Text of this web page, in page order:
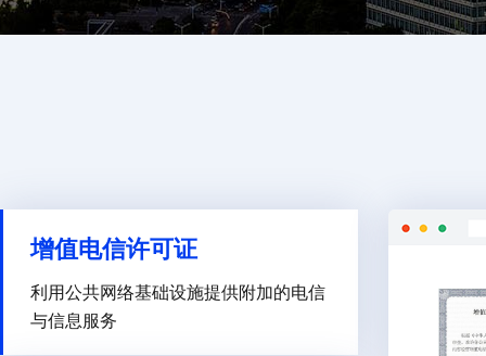
增值电信许可证
利用公共网络基础设施提供附加的电信
与信息服务